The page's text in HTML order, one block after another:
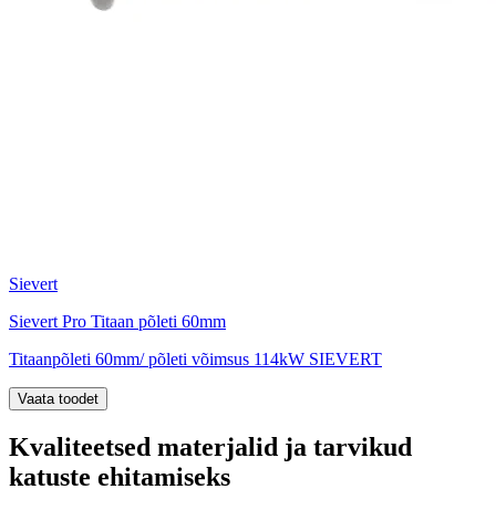
Sievert
Sievert Pro Titaan põleti 60mm
Titaanpõleti 60mm/ põleti võimsus 114kW SIEVERT
Vaata toodet
Kvaliteetsed materjalid ja tarvikud
katuste ehitamiseks